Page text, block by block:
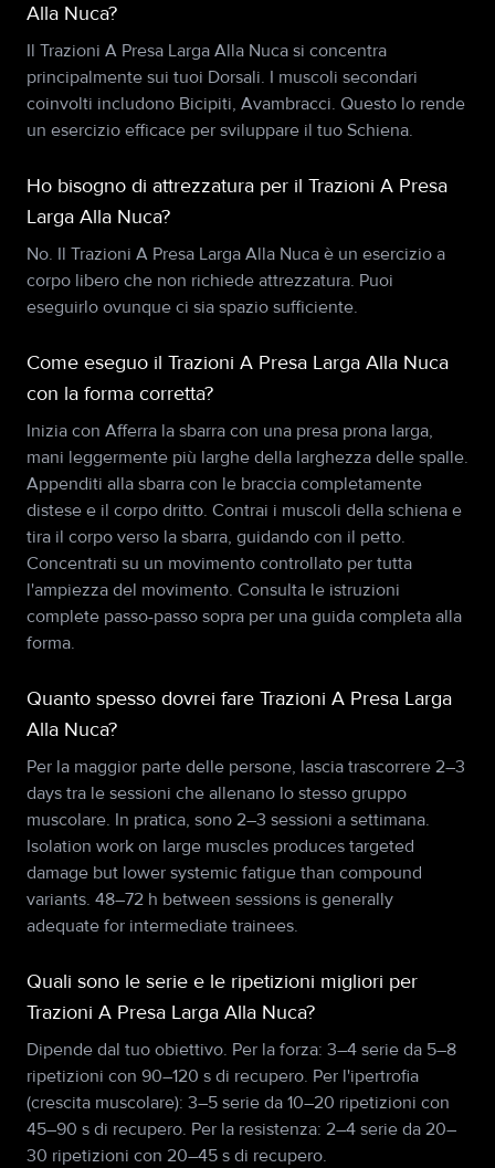
Alla Nuca?
Il Trazioni A Presa Larga Alla Nuca si concentra
principalmente sui tuoi Dorsali. I muscoli secondari
coinvolti includono Bicipiti, Avambracci. Questo lo rende
un esercizio efficace per sviluppare il tuo Schiena.
Ho bisogno di attrezzatura per il Trazioni A Presa
Larga Alla Nuca?
No. Il Trazioni A Presa Larga Alla Nuca è un esercizio a
corpo libero che non richiede attrezzatura. Puoi
eseguirlo ovunque ci sia spazio sufficiente.
Come eseguo il Trazioni A Presa Larga Alla Nuca
con la forma corretta?
Inizia con Afferra la sbarra con una presa prona larga,
mani leggermente più larghe della larghezza delle spalle.
Appenditi alla sbarra con le braccia completamente
distese e il corpo dritto. Contrai i muscoli della schiena e
tira il corpo verso la sbarra, guidando con il petto.
Concentrati su un movimento controllato per tutta
l'ampiezza del movimento. Consulta le istruzioni
complete passo-passo sopra per una guida completa alla
forma.
Quanto spesso dovrei fare Trazioni A Presa Larga
Alla Nuca?
Per la maggior parte delle persone, lascia trascorrere 2–3
days tra le sessioni che allenano lo stesso gruppo
muscolare. In pratica, sono 2–3 sessioni a settimana.
Isolation work on large muscles produces targeted
damage but lower systemic fatigue than compound
variants. 48–72 h between sessions is generally
adequate for intermediate trainees.
Quali sono le serie e le ripetizioni migliori per
Trazioni A Presa Larga Alla Nuca?
Dipende dal tuo obiettivo. Per la forza: 3–4 serie da 5–8
ripetizioni con 90–120 s di recupero. Per l'ipertrofia
(crescita muscolare): 3–5 serie da 10–20 ripetizioni con
45–90 s di recupero. Per la resistenza: 2–4 serie da 20–
30 ripetizioni con 20–45 s di recupero.